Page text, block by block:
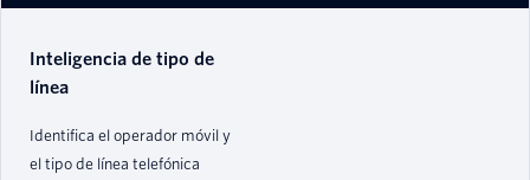
Inteligencia de tipo de
línea
Identifica el operador móvil y
el tipo de línea telefónica